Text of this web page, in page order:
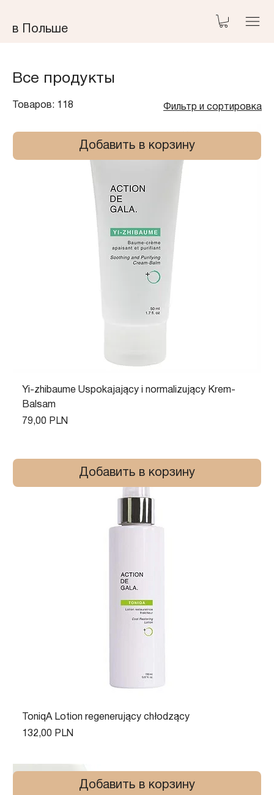
​в Польше
Все продукты
Товаров: 118 Фильтр и сортировка
Добавить в корзину
Yi-zhibaume Uspokajający i normalizujący Krem-
Balsam
Цена
79,00 PLN
Добавить в корзину
ToniqA Lotion regenerujący chłodzący
Цена
132,00 PLN
Добавить в корзину